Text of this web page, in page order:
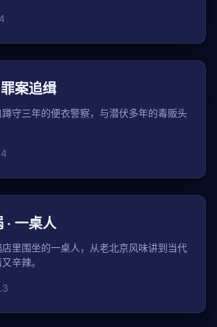
案追缉
守三年的便衣警察，与潜伏多年的毒贩头
· 一桌人
里围坐的一桌人，从老北京风味讲到当代
辛辣。